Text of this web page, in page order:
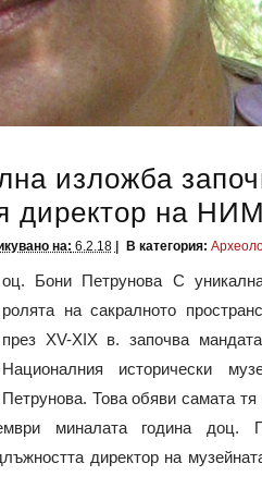
изложба
директор на НИМ
на: 6.2.18 В категория:
оц. Бони Петрунова С
ролята на сакралното
през ХV-XIX в. започва
Националния исторически
Петрунова. Това обяви самата
миналата година доц.
директор на